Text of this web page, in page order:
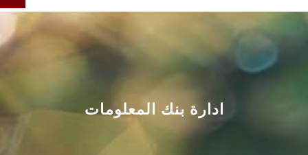
الرئيسية
ادارة بنك المعلومات